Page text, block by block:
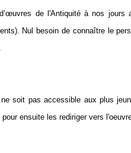
de l'Antiquité à nos jours
Nul besoin de connaître le
soit pas accessible aux plus
ensuite les rediriger vers